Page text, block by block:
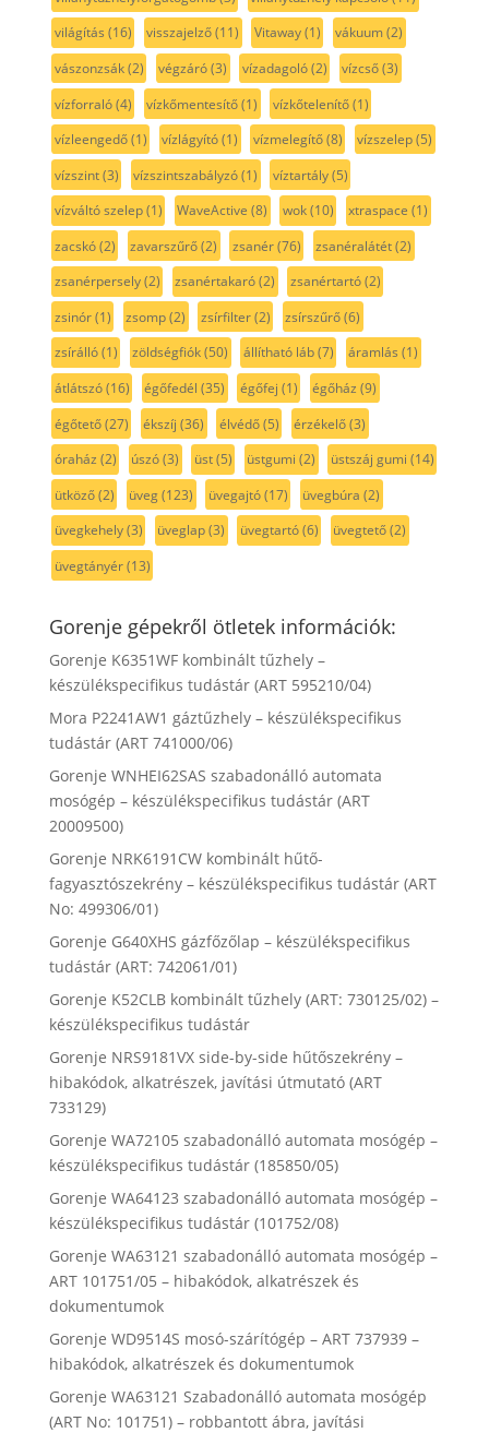
világítás (16) visszajelző(11) Vitaway(1) vákuum(2)
vászonzsák(2) végzáró(3) vízadagoló(2) vízcső(3)
vízforraló(4) vízkőmentesítő(1) vízkőtelenítő(1)
vízleengedő(1) vízlágyító(1) vízmelegítő(8) vízszelep(5)
vízszint(3) vízszintszabályzó(1) víztartály(5)
vízváltó szelep(1) WaveActive (8) wok(10) xtraspace (1)
zacskó(2) zavarszűrő(2) zsanér(76) zsanéralátét(2)
zsanérpersely(2) zsanértakaró(2) zsanértartó(2)
zsinór(1) zsomp(2) zsírfilter(2) zsírszűrő(6)
zsírálló(1) zöldségfiók(50) állítható láb(7) áramlás (1)
átlátszó(16) égőfedél (35) égőfej (1) égőház (9)
égőtető(27) ékszíj (36) élvédő(5) érzékelő(3)
óraház (2) úszó(3) üst(5) üstgumi (2) üstszáj gumi (14)
ütköző(2) üveg(123) üvegajtó(17) üvegbúra (2)
üvegkehely(3) üveglap(3) üvegtartó(6) üvegtető(2)
üvegtányér(13)
Gorenje gépekről ötletek információk:
Gorenje K6351WF kombinált tűzhely –
készülékspecifikus tudástár (ART 595210/04)
Mora P2241AW1 gáztűzhely – készülékspecifikus
tudástár (ART 741000/06)
Gorenje WNHEI62SAS szabadonálló automata
mosógép – készülékspecifikus tudástár (ART
20009500)
Gorenje NRK6191CW kombinált hűtő-
fagyasztószekrény – készülékspecifikus tudástár (ART
No: 499306/01)
Gorenje G640XHS gázfőzőlap – készülékspecifikus
tudástár (ART: 742061/01)
Gorenje K52CLB kombinált tűzhely (ART: 730125/02) –
készülékspecifikus tudástár
Gorenje NRS9181VX side-by-side hűtőszekrény –
hibakódok, alkatrészek, javítási útmutató (ART
733129)
Gorenje WA72105 szabadonálló automata mosógép –
készülékspecifikus tudástár (185850/05)
Gorenje WA64123 szabadonálló automata mosógép –
készülékspecifikus tudástár (101752/08)
Gorenje WA63121 szabadonálló automata mosógép –
ART 101751/05 – hibakódok, alkatrészek és
dokumentumok
Gorenje WD9514S mosó-szárítógép – ART 737939 –
hibakódok, alkatrészek és dokumentumok
Gorenje WA63121 Szabadonálló automata mosógép
(ART No: 101751) – robbantott ábra, javítási